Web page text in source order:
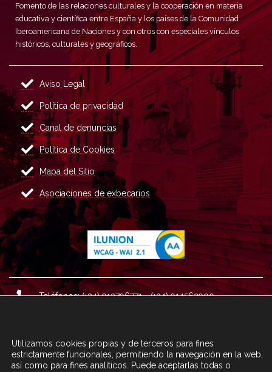
Fomento de las relaciones culturales y la cooperación en materia
educativa y científica entre España y los países de la Comunidad
Iberoamericana de Naciones y con otros con especiales vínculos
históricos, culturales y geográficos.
Aviso Legal
Política de privacidad
Canal de denuncias
Política de Cookies
Mapa del Sitio
Asociaciones de exbecarios
Teléfonos: (+34) 913796771 - (+34) 914562900
Correo : informacion@fundacioncarolina.es
Utilizamos cookies propias y de terceros para fines
estrictamente funcionales, permitiendo la navegación en la web,
así como para fines analíticos. Puede aceptarlas todas o